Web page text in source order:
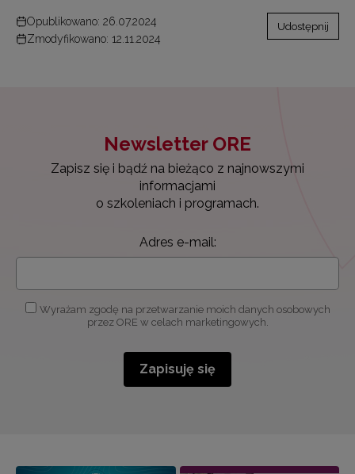
Opublikowano: 26.07.2024
Zmodyfikowano: 12.11.2024
Udostępnij
Newsletter ORE
Zapisz się i bądź na bieżąco z najnowszymi
informacjami
o szkoleniach i programach.
Adres e-mail:
Wyrażam zgodę na przetwarzanie moich danych osobowych
przez ORE w celach marketingowych.
Zapisuję się